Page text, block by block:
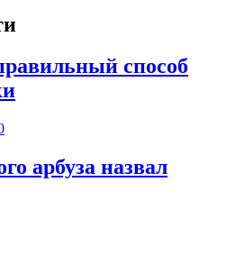
способ
арбуза назвал